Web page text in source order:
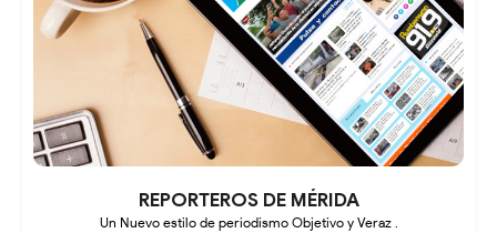
REPORTEROS DE MÉRIDA
Un Nuevo estilo de periodismo Objetivo y Veraz .